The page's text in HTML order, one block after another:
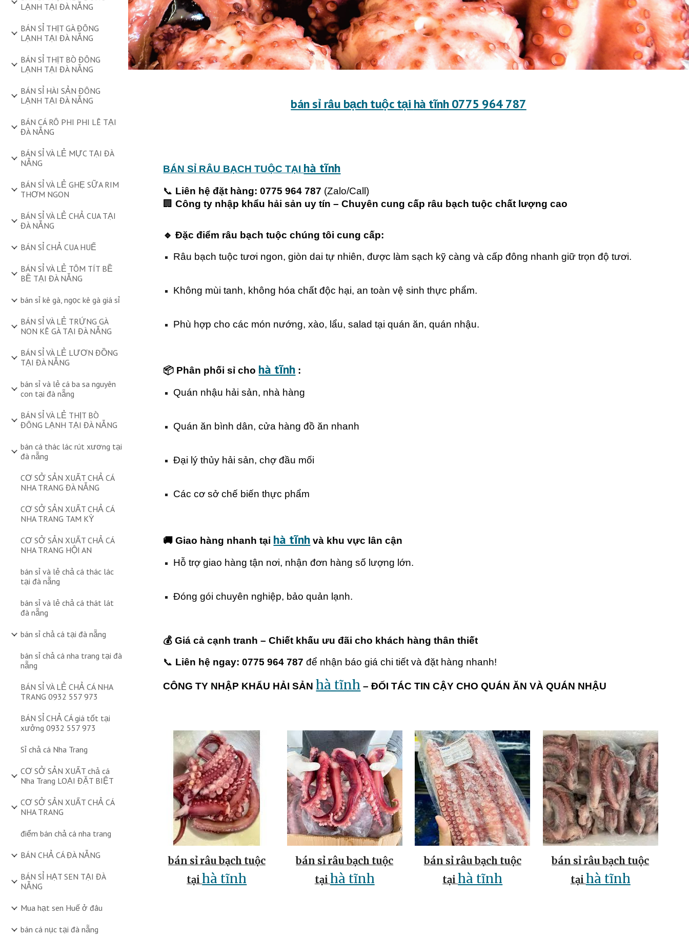
LẠNH TẠI ĐÀ NẴNG
BÁN SỈ THỊT GÀ ĐÔNG
LẠNH TẠI ĐÀ NẴNG
BÁN SỈ THỊT BÒ ĐÔNG
LẠNH TẠI ĐÀ NẴNG
BÁN SỈ HÀI SẢN ĐÔNG
LẠNH TẠI ĐÀ NẴNG
BÁN CÁ RÔ PHI PHI LÊ TẠI
ĐÀ NẴNG
BÁN SỈ VÀ LẺ MỰC TẠI ĐÀ
NẴNG
BÁN SỈ VÀ LẺ GHẸ SỮA RIM
THƠM NGON
BÁN SỈ VÀ LẺ CHẢ CUA TẠI
ĐÀ NẴNG
BÁN SỈ CHẢ CUA HUẾ
BÁN SỈ VÀ LẺ TÔM TÍT BỀ
BỀ TẠI ĐÀ NẴNG
bán sỉ kê gà, ngọc kê gà giá sỉ
BÁN SỈ VÀ LẺ TRỨNG GÀ
NON KÊ GÀ TẠI ĐÀ NẴNG
BÁN SỈ VÀ LẺ LƯƠN ĐỒNG
TẠI ĐÀ NẴNG
bán sỉ và lẻ cá ba sa nguyên
con tại đà nẵng
BÁN SỈ VÀ LẺ THỊT BÒ
ĐÔNG LẠNH TẠI ĐÀ NẴNG
bán cá thác lác rút xương tại
đà nẵng
CƠ SỞ SẢN XUẤT CHẢ CÁ
NHA TRANG ĐÀ NẴNG
CƠ SỞ SẢN XUẤT CHẢ CÁ
NHA TRANG TAM KỲ
CƠ SỞ SẢN XUẤT CHẢ CÁ
NHA TRANG HỘI AN
bán sỉ và lẻ chả cá thác lác
tại đà nẵng
bán sỉ và lẻ chả cá thát lát
đà nẵng
bán sỉ chả cá tại đà nẵng
bán sỉ chả cá nha trang tại đà
nẵng
BÁN SỈ VÀ LẺ CHẢ CÁ NHA
TRANG 0932 557 973
BÁN SỈ CHẢ CÁ giá tốt tại
xưởng 0932 557 973
Sỉ chả cá Nha Trang
CƠ SỞ SẢN XUẤT chả cá
Nha Trang LOẠI ĐẶT BIỆT
CƠ SỞ SẢN XUẤT CHẢ CÁ
NHA TRANG
điểm bán chả cá nha trang
BÁN CHẢ CÁ ĐÀ NẴNG
BÁN SỈ HẠT SEN TẠI ĐÀ
NẴNG
Mua hạt sen Huế ở đâu
bán cá nục tại đà nẵng
bán sỉ râu bạch tuộc tại hà tĩnh0775 964 787
BÁN SỈ RÂU BẠCH TUỘC TẠI hà tĩnh
📞 Liên hệ đặt hàng: 0775 964 787 (Zalo/Call)
🏢Công ty nhập khẩu hải sản uy tín – Chuyên cung cấp râu bạch tuộc chất lượng cao
🔹 Đặc điểm râu bạch tuộc chúng tôi cung cấp:
Râu bạch tuộc tươi ngon, giòn dai tự nhiên, được làm sạch kỹ càng và cấp đông nhanh giữ trọn độ tươi.
Không mùi tanh, không hóa chất độc hại, an toàn vệ sinh thực phẩm.
Phù hợp cho các món nướng, xào, lẩu, salad tại quán ăn, quán nhậu.
📦 Phân phối sỉ cho hà tĩnh :
Quán nhậu hải sản, nhà hàng
Quán ăn bình dân, cửa hàng đồ ăn nhanh
Đại lý thủy hải sản, chợ đầu mối
Các cơ sở chế biến thực phẩm
🚚 Giao hàng nhanh tại hà tĩnh và khu vực lân cận
Hỗ trợ giao hàng tận nơi, nhận đơn hàng số lượng lớn.
Đóng gói chuyên nghiệp, bảo quản lạnh.
💰 Giá cả cạnh tranh – Chiết khấu ưu đãi cho khách hàng thân thiết
📞 Liên hệ ngay: 0775 964 787 để nhận báo giá chi tiết và đặt hàng nhanh!
CÔNG TY NHẬP KHẨU HẢI SẢN hà tĩnh – ĐỐI TÁC TIN CẬY CHO QUÁN ĂN VÀ QUÁN NHẬU
bán sỉ râu bạch tuộc
tại hà tĩnh
bán sỉ râu bạch tuộc
tại hà tĩnh
bán sỉ râu bạch tuộc
tại hà tĩnh
bán sỉ râu bạch tuộc
tại hà tĩnh